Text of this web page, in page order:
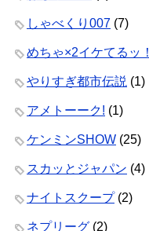
しゃべくり007 (7)
めちゃ×2イケてるッ！
やりすぎ都市伝説 (1)
アメトーーク! (1)
ケンミンSHOW (25)
スカッとジャパン (4)
ナイトスクープ(2)
ネプリーグ (2)